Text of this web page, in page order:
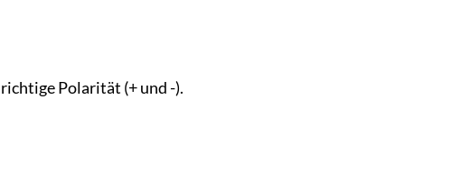
Polarität (+ und -).